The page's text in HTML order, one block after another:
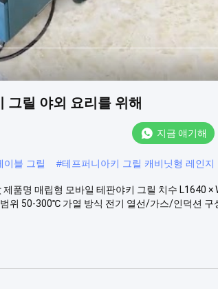
그릴 야외 요리를 위해
지금 얘기해
이블 그릴 #테프퍼니아키 그릴 캐비닛형 레인지
품명 매립형 모바일 테판야키 그릴 치수 L1640 ×
위 50-300℃ 가열 방식 전기 열선/가스/인덕션 구